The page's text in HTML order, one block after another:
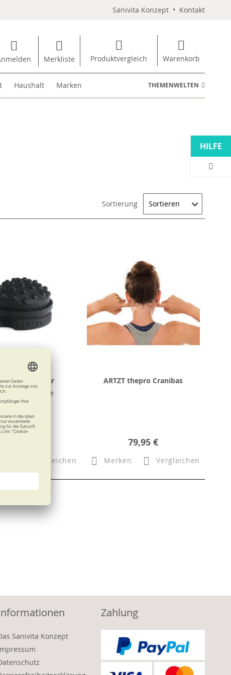
Sanivita Konzept • Kontakt
Merkliste Produktvergleich Warenkorb
Haushalt Marken THEMENWELTEN
Sortierung
Twister
Massage
Vergleichen
ARTZT thepro Cranibas
79,95 €
Merken Vergleichen
HILFE
Sanivita Konzept
Zahlung